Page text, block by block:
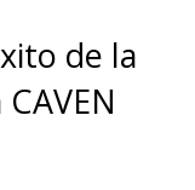
de la